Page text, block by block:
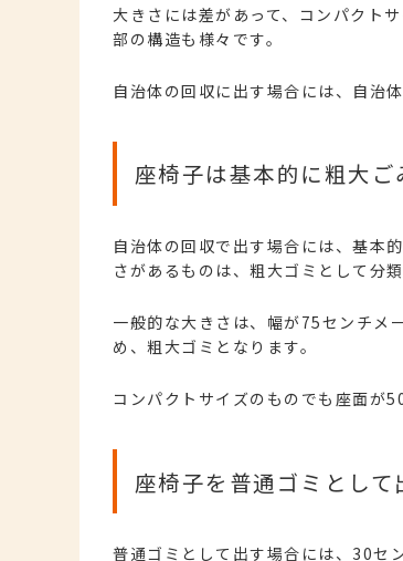
大きさには差があって、コンパクト
部の構造も様々です。
自治体の回収に出す場合には、自治
座椅子は基本的に粗大ご
自治体の回収で出す場合には、基本
さがあるものは、粗大ゴミとして分
一般的な大きさは、幅が75センチメ
め、粗大ゴミとなります。
コンパクトサイズのものでも座面が
座椅子を普通ゴミとして
普通ゴミとして出す場合には、30セ